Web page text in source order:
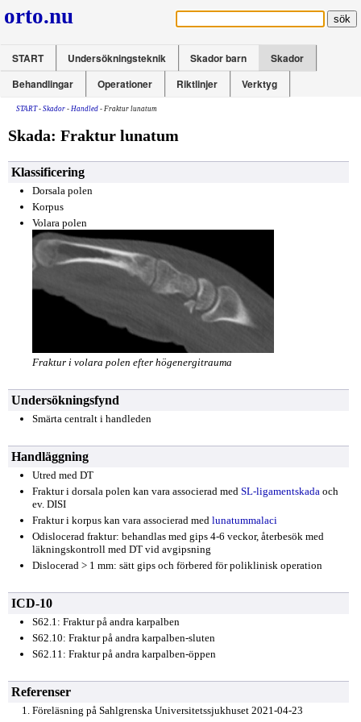
orto.nu
START Undersökningsteknik Skador barn
Skador
Behandlingar
Operationer Riktlinjer Verktyg
START- Skador - Handled - Fraktur lunatum
Skada: Fraktur lunatum
Klassificering
Dorsala polen
Korpus
Volara polen
Fraktur i volara polen efter högenergitrauma
Undersökningsfynd
Smärta centralt i handleden
Handläggning
Utred med DT
Fraktur i dorsala polen kan vara associerad med SL-ligamentskada och
ev. DISI
Fraktur i korpus kan vara associerad med lunatummalaci
Odislocerad fraktur: behandlas med gips 4-6 veckor, återbesök med
läkningskontroll med DT vid avgipsning
Dislocerad > 1 mm: sätt gips och förbered för poliklinisk operation
ICD-10
S62.1: Fraktur på andra karpalben
S62.10: Fraktur på andra karpalben-sluten
S62.11: Fraktur på andra karpalben-öppen
Referenser
Föreläsning på Sahlgrenska Universitetssjukhuset 2021-04-23